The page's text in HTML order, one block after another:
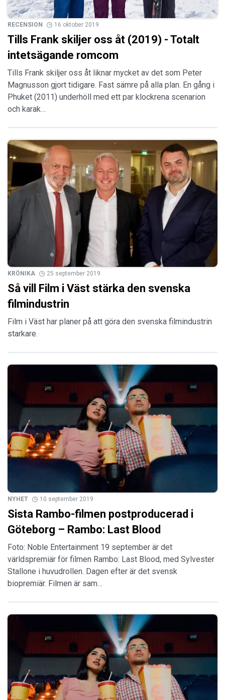
RECENSION 16 oktober 2019
Tills Frank skiljer oss åt (2019) - Totalt
intetsägande romcom
Tills Frank skiljer oss åt liknar mycket av det som Peter
Magnusson gjort tidigare. Fast sämre på alla plan. En gång i
Phuket (2011) underhöll med ett par klockrena scenarion
och karak…
KRÖNIKA 25 september 2019
Så vill Film i Väst stärka den svenska
filmindustrin
Film i Väst har planer på att göra den svenska filmindustrin
starkare.
NYHET 10 september 2019
Sista Rambo-filmen postproducerad i
Göteborg – Rambo: Last Blood
Foto: Noble Entertainment 19 september är det
världspremiär för filmen Rambo: Last Blood, med Sylvester
Stallone i huvudrollen. Dagen efter är det svensk
biopremiär. Filmen är sam…